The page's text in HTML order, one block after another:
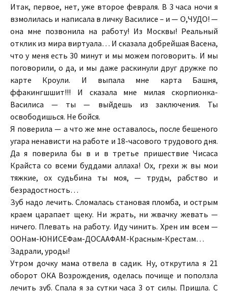
Итак, первое, нет, уже второе февраля. В 3 часа ночи я
взмолилась и написала в личку Василисе – и — О,ЧУДО! —
она мне позвонила на работу! Из Москвы! Реальный
отклик из мира виртуала… И сказала добрейшая Васена,
что у меня есть 30 минут и мы можем поговорить. И мы
поговорили, о да, и мы даже раскинули друг дружке по
карте Кроули. И выпала мне карта Башня,
ффакингшшит!!! И сказала мне милая скорпионка-
Василиса — ты — выйдешь из заключения. Ты
освободишься. Не бойся.
Я поверила — а что же мне оставалось, после бешеного
угара ненависти на работе и 18-часового трудового дня.
Да я поверила бы в и в третье пришествие Чисаса
Крайста со всеми буддами аллаха! Ох, грехи ж вы мои
тяжкие, ох судьбина ты моя, — труды, рабство и
безрадостность…
Зуб надо лечить. Сломалась становая пломба, и острым
краем царапает щеку. Ни жрать, ни жвачку жевать —
ничего. Плевать на работу. Иду чинить. Хрен им всем —
ООНам-ЮНИСЕФам-ДОСААФАМ-Красным-Крестам…
Задрали, уроды!
Утром дочку мама отвела в садик. Ну, открутила я 21
оборот ОКА Возрождения, оделась почище и поползла
лечить зуб. Спала я за сутки часа 3 от силы. Пришла. С